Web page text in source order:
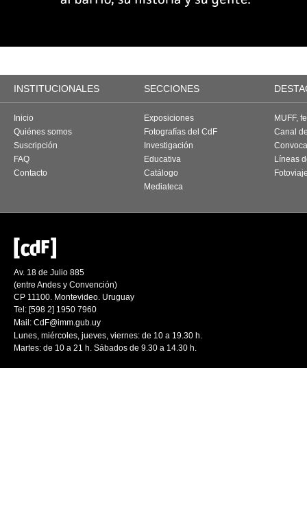
INSTITUCIONALES SECCIONES
Inicio
Quiénes somos
Suscripción
FAQ
Contacto
Exposiciones
Fotografías del CdF
Investigación
Educativa
Catálogo
Mediateca
MUFF,
Canal
Líneas
Av. 18 de Julio 885
(entre Andes y Convención)
CP 11100. Montevideo. Uruguay
Tel: [598 2] 1950 7960
Mail: CdF@imm.gub.uy
Lunes, miércoles, jueves, viernes: de 10 a 19.30 h.
Martes: de 10 a 21 h. Sábados de 9.30 a 14.30 h.